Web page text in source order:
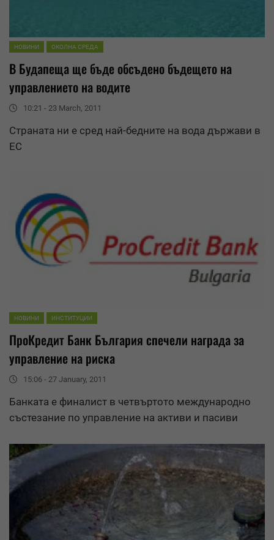
НОВИНИ ОКОЛНА СРЕДА
В Будапеща ще бъде обсъдено бъдещето на
управлението на водите
10:21 - 23 March, 2011
Страната ни е сред най-бедните на вода държави в
ЕС
НОВИНИ ИНСТИТУЦИИ
ПроКредит Банк България спечели награда за
управление на риска
15:06 - 27 January, 2011
Банката е финалист в четвъртото международно
състезание по управление на активи и пасиви